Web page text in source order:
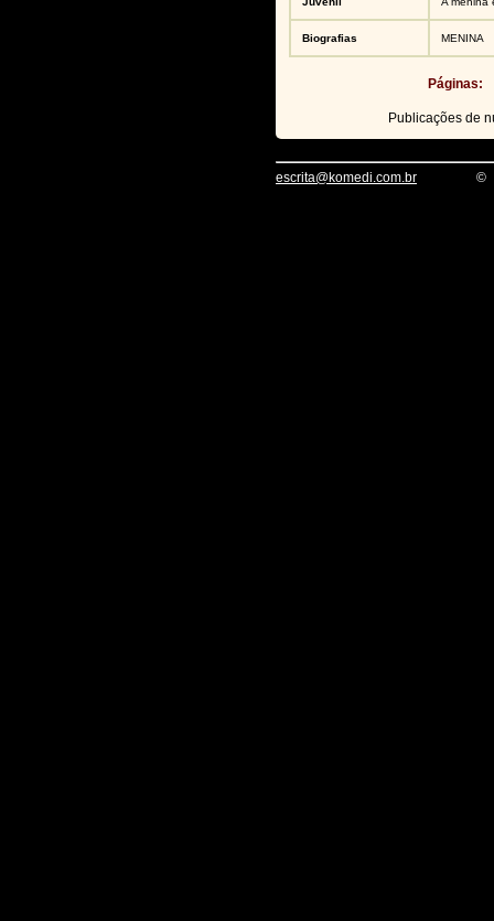
Biografias MENINA
Páginas:
Publicações de
escrita@komedi.com.br ©